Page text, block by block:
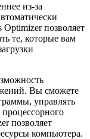
из-за
Optimizer позволяет
те, которые вам
Вы сможете
управлять
позволяет
компьютера.